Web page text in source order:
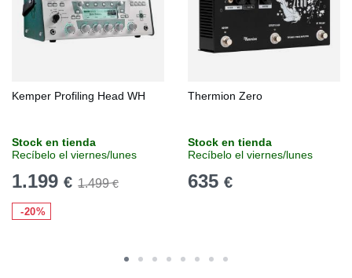
Kemper Profiling Head WH
Stock en tienda
Recíbelo el viernes/lunes
1.199 € 1.499€
-20%
Thermion Zero
Stock en tienda
Recíbelo el viernes/lunes
635 €